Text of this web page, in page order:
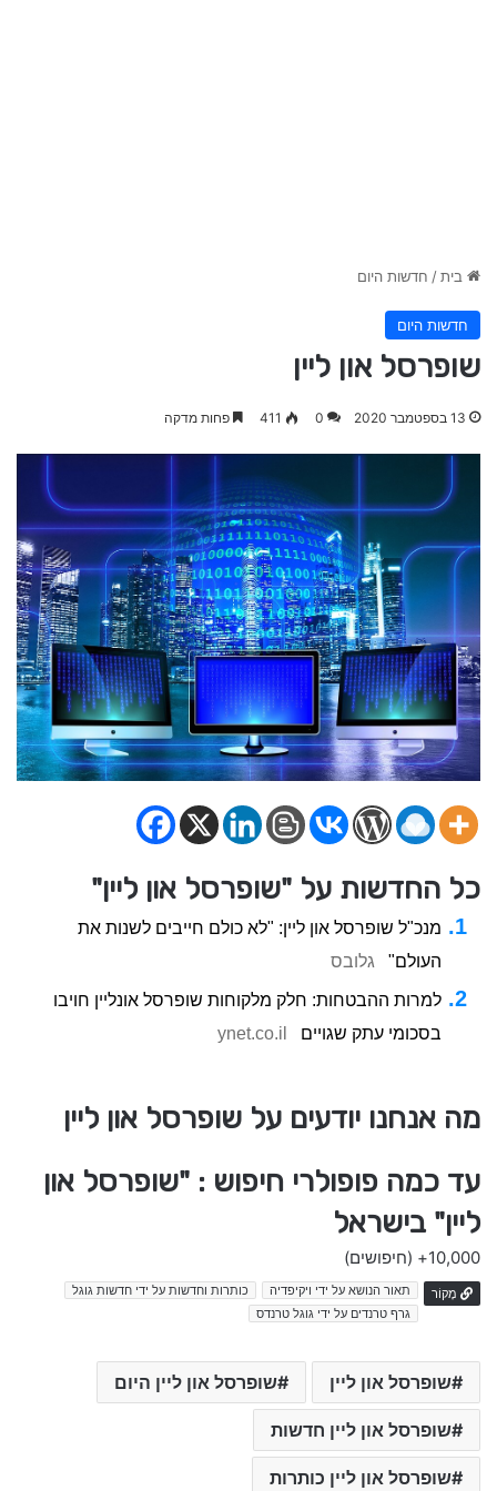
בית/ חדשות היום
חדשות היום
שופרסל און ליין
13 בספטמבר 2020 0
411 פחות מדקה
כל החדשות על "שופרסל און ליין"
מנכ"ל שופרסל און ליין: "לא כולם חייבים לשנות את
העולם"
גלובס
למרות ההבטחות: חלק מלקוחות שופרסל אונליין חויבו
בסכומי עתק שגויים
ynet.co.il
מה אנחנו יודעים על שופרסל און ליין
עד כמה פופולרי חיפוש : "שופרסל און
ליין" בישראל
10,000+ (חיפושים)
מָקוֹר תאור הנושא על ידי ויקיפדיה
כותרות וחדשות על ידי חדשות גוגל
גרף טרנדים על ידי גוגל טרנדס
שופרסל און ליין שופרסל און ליין היום
שופרסל און ליין חדשות
שופרסל און ליין כותרות